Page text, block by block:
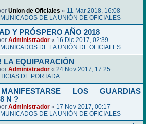
Union de Oficiales « 11 Mar 2018, 16:08
DE LA UNIÓN DE OFICIALES
Y PRÓSPERO AÑO 2018
Administrador « 16 Dic 2017, 02:39
DE LA UNIÓN DE OFICIALES
LA EQUIPARACIÓN
Administrador « 24 Nov 2017, 17:25
DE PORTADA
LOS GUARDIAS
N ?
Administrador « 17 Nov 2017, 00:17
DE LA UNIÓN DE OFICIALES